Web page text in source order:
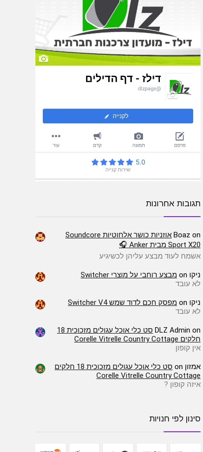
תגובות אחרונות
Boaz on
אוזניות כושר אלחוטיות Soundcore
Sport X20 מבית Anker 🎧
אשמח לעוד מבצע עליהן לכשיגיע
ניקו on מבצע רוחבי על מוצרי Switcher
לא עובד
ניקו on מפסק חכם לדוד שמש Switcher V4
לא עובד
DLZ Admin on
סט כלי אוכל עגולים מזכוכית 18
חלקים Corelle Vitrelle Country Cottage
אין קופון
אמזון on
סט כלי אוכל עגולים מזכוכית 18 חלקים
Corelle Vitrelle Country Cottage
איזה קופון ?
סינון לפי חנויות